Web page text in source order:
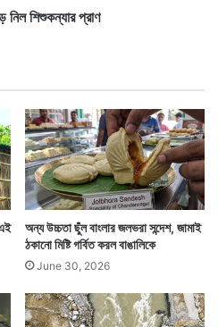
News
নিল শিশুকন্যার প্রাণ
অন্য উচ্চতা ছুঁল বাংলার জলভরা সন্দেশ, জামাই
ঠকানো মিষ্টি গর্বিত করল বাঙালিকে
June 30, 2026